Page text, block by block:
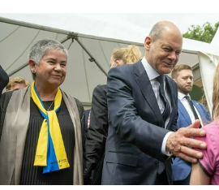
berlin
nord
wahrheit
verlag
verlag